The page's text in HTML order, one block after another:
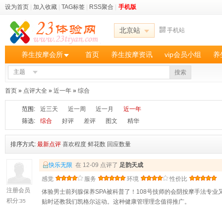
设为首页 加入收藏 TAG标签 RSS聚合 手机版
北京站 手机站
养生按摩会所 首页 养生按摩资讯 vip会员小组 养
主题 搜索
首页 » 点评大全 » 近一年 » 综合
范围: 近三天 近一周 近一月
近一年
筛选:
综合 好评 差评 图文 精华
排序方式: 最新点评 喜欢程度 鲜花数 回应数量
注册会员
积分:35
快乐无限 在 12-09 点评了 足韵天成
感觉
服务 环境
性价比
体验男士前列腺保养SPA被科普了！108号技师的会阴按摩手法专
贴时还教我们凯格尔运动。这种健康管理理念值得推广。